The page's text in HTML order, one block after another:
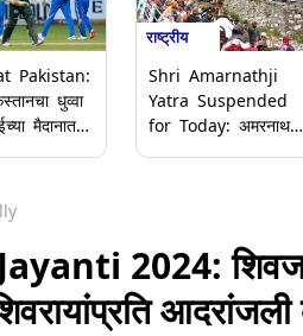
Pakistan:
धुव्वा
मैदानात
राष्ट्रीय
Shri Amarnathji
Yatra Suspended
for Today: अमरनाथ
2024:
आदरांजली